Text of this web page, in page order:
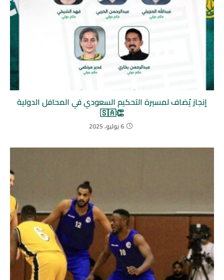
إنجاز يُضاف لمسيرة التحكيم السعودي في المحافل الدولية
👏🇸🇦
6 يوليو، 2025